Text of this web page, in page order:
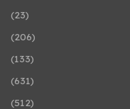
(23)
(206)
(133)
(631)
(512)